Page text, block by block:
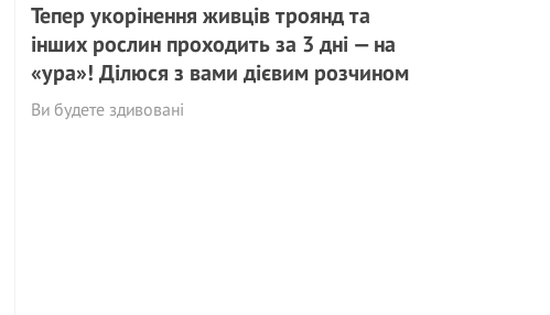
Тепер укорінення живців троянд та
інших рослин проходить за 3 дні — на
«ура»! Ділюся з вами дієвим розчином
Ви будете здивовані